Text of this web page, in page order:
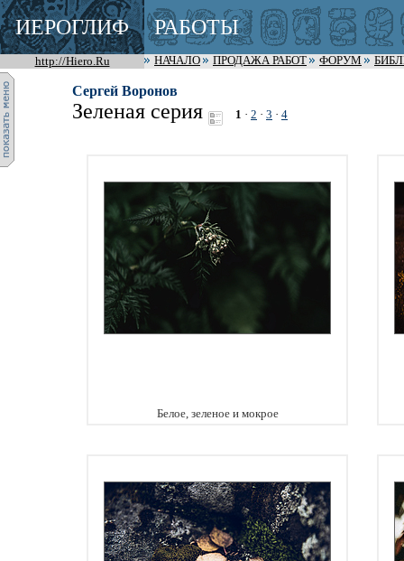
ИЕРОГЛИФ РАБОТЫ
http://Hiero.Ru НАЧАЛО ПРОДАЖА РАБОТ ФОРУМ
Сергей Воронов
Зеленая серия 1 · 2 · 3 · 4
Белое, зеленое и мокрое